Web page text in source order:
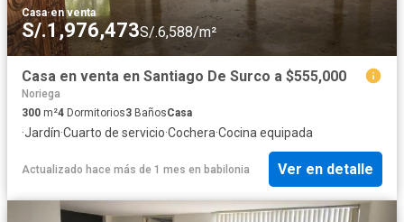
Casa·en venta
S/.1,976,473S/.6,588/m²
Casa en venta en Santiago De Surco a $555,000
Noriega
300 m²4 Dormitorios3 BañosCasa
·Jardín·Cuarto de servicio·Cochera·Cocina equipada
Actualizado hace más de 1 mes en babilonia Ver en detalle